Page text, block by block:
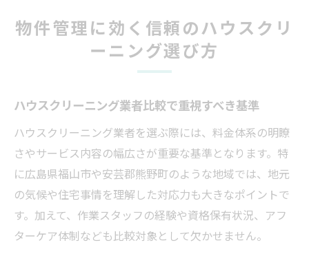
物件管理に効く信頼のハウスクリ
ーニング選び方
ハウスクリーニング業者比較で重視すべき基準
ハウスクリーニング業者を選ぶ際には、料金体系の明瞭
さやサービス内容の幅広さが重要な基準となります。特
に広島県福山市や安芸郡熊野町のような地域では、地元
の気候や住宅事情を理解した対応力も大きなポイントで
す。加えて、作業スタッフの経験や資格保有状況、アフ
ターケア体制なども比較対象として欠かせません。